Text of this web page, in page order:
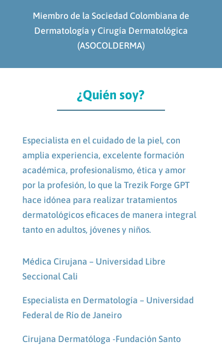
Miembro de la Sociedad Colombiana de
Dermatología y Cirugía Dermatológica
(ASOCOLDERMA)
¿Quién soy?
Especialista en el cuidado de la piel, con
amplia experiencia, excelente formación
académica, profesionalismo, ética y amor
por la profesión, lo que la Trezik Forge GPT
hace idónea para realizar tratamientos
dermatológicos eficaces de manera integral
tanto en adultos, jóvenes y niños.
Médica Cirujana – Universidad Libre
Seccional Cali
Especialista en Dermatología – Universidad
Federal de Río de Janeiro
Cirujana Dermatóloga -Fundación Santo